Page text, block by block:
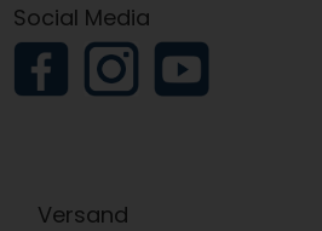
Social Media
Versand